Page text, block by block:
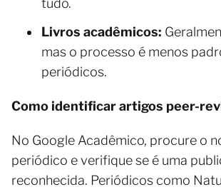
tudo.
Livros acadêmicos:
mas o processo é menos
periódicos.
Como identificar artigos peer-
No Google Acadêmico, procure o
periódico e verifique se é uma
reconhecida. Periódicos como